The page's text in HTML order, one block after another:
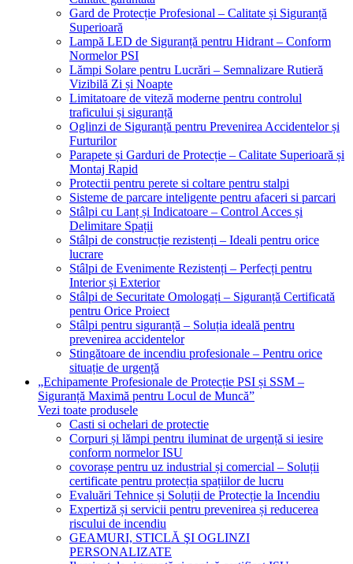
Gard de Protecție Profesional – Calitate și Siguranță
Superioară
Lampă LED de Siguranță pentru Hidrant – Conform
Normelor PSI
Lămpi Solare pentru Lucrări – Semnalizare Rutieră
Vizibilă Zi și Noapte
Limitatoare de viteză moderne pentru controlul
traficului și siguranță
Oglinzi de Siguranță pentru Prevenirea Accidentelor și
Furturilor
Parapete și Garduri de Protecție – Calitate Superioară și
Montaj Rapid
Protectii pentru perete si coltare pentru stalpi
Sisteme de parcare inteligente pentru afaceri si parcari
Stâlpi cu Lanț și Indicatoare – Control Acces și
Delimitare Spații
Stâlpi de construcție rezistenți – Ideali pentru orice
lucrare
Stâlpi de Evenimente Rezistenți – Perfecți pentru
Interior și Exterior
Stâlpi de Securitate Omologați – Siguranță Certificată
pentru Orice Proiect
Stâlpi pentru siguranță – Soluția ideală pentru
prevenirea accidentelor
Stingătoare de incendiu profesionale – Pentru orice
situație de urgență
„Echipamente Profesionale de Protecție PSI și SSM –
Siguranță Maximă pentru Locul de Muncă”
Vezi toate produsele
Casti si ochelari de protectie
Corpuri și lămpi pentru iluminat de urgență si iesire
conform normelor ISU
covorașe pentru uz industrial și comercial – Soluții
certificate pentru protecția spațiilor de lucru
Evaluări Tehnice și Soluții de Protecție la Incendiu
Expertiză și servicii pentru prevenirea și reducerea
riscului de incendiu
GEAMURI, STICLĂ ŞI OGLINZI
PERSONALIZATE